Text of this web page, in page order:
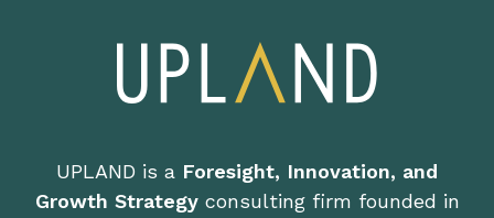
UPLAND is a Foresight, Innovation, and
Growth Strategyconsulting firm founded in